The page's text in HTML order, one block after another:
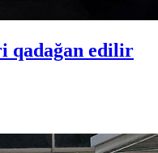
qadağan edilir